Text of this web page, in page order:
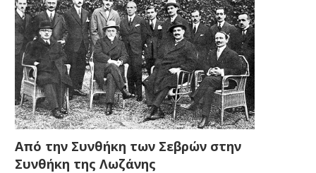
Από την Συνθήκη των Σεβρών στην
Συνθήκη της Λωζάνης